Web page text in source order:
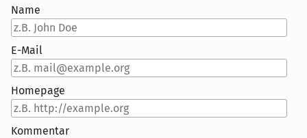
Name
E-Mail
Homepage
Kommentar